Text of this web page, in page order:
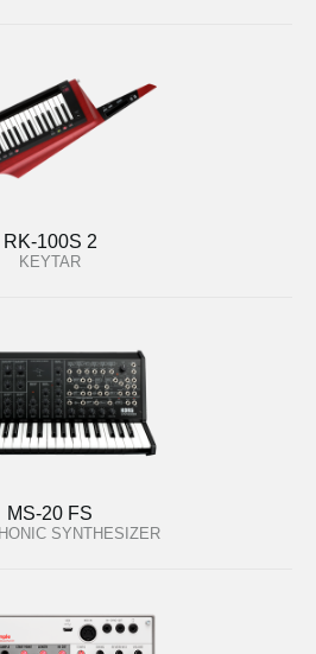
RK-100S 2
KEYTAR
MS-20 FS
SYNTHESIZER